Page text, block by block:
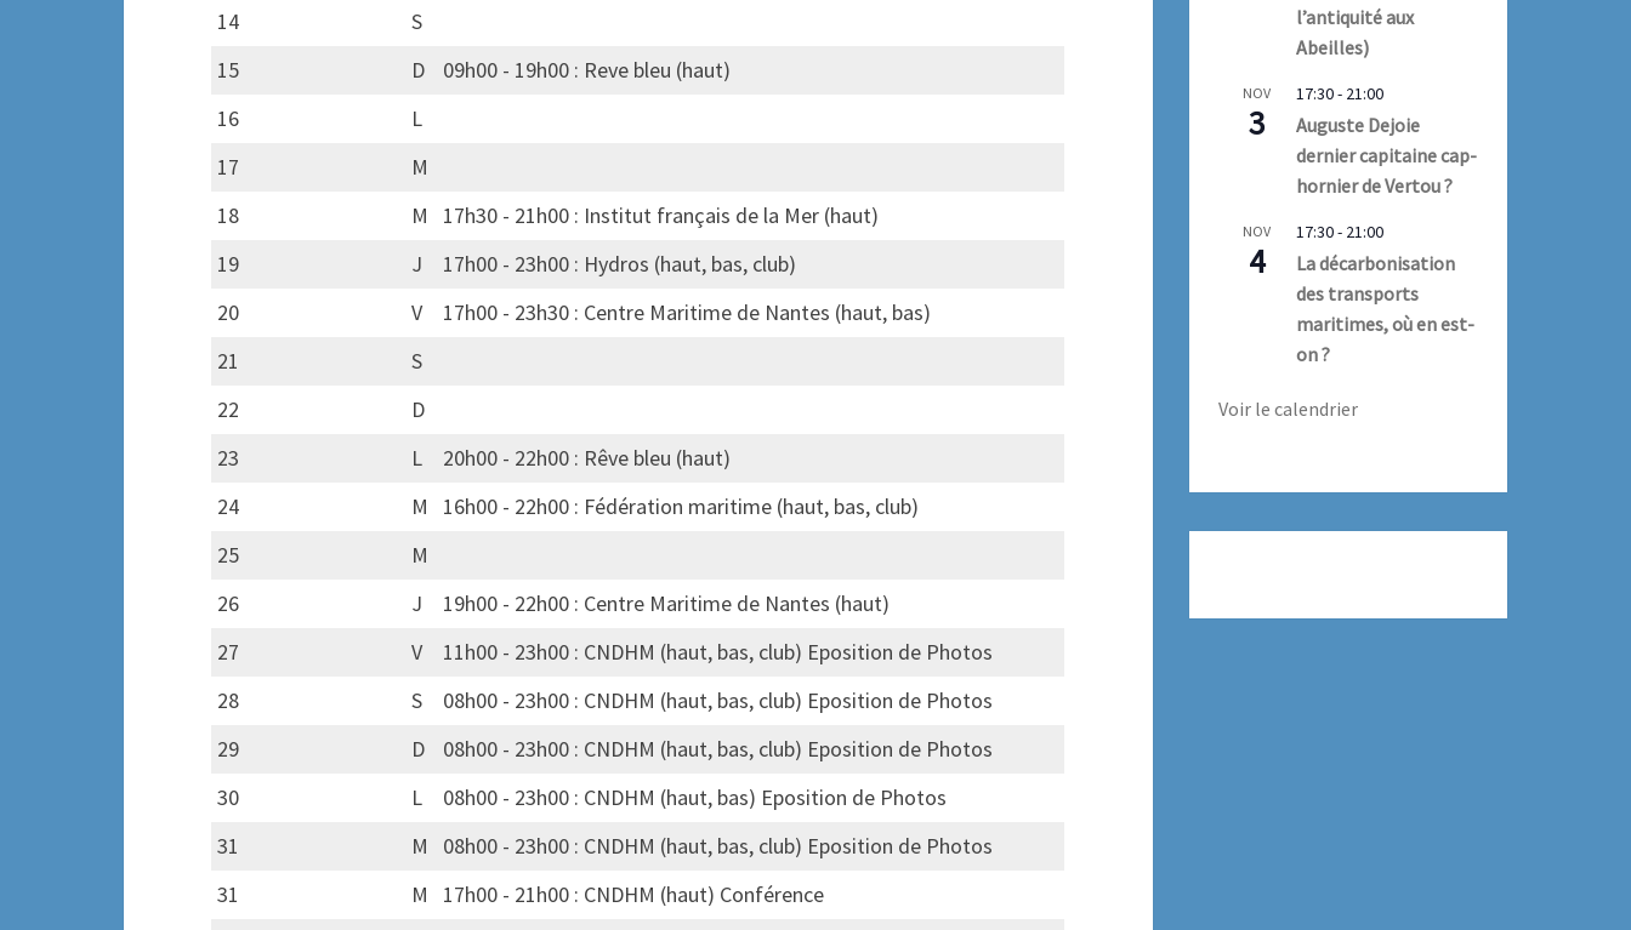
14
S
15
D
09h00 - 19h00 : Reve bleu (haut)
16
L
17
M
18
M
17h30 - 21h00 : Institut français de la Mer (haut)
19
J
17h00 - 23h00 : Hydros (haut, bas, club)
20
V
17h00 - 23h30 : Centre Maritime de Nantes (haut, bas)
21
S
22
D
23
L
20h00 - 22h00 : Rêve bleu (haut)
24
M
16h00 - 22h00 : Fédération maritime (haut, bas, club)
25
M
26
J
19h00 - 22h00 : Centre Maritime de Nantes (haut)
27
V
11h00 - 23h00 : CNDHM (haut, bas, club) Eposition de Photos
28
S
08h00 - 23h00 : CNDHM (haut, bas, club) Eposition de Photos
29
D
08h00 - 23h00 : CNDHM (haut, bas, club) Eposition de Photos
30
L
08h00 - 23h00 : CNDHM (haut, bas) Eposition de Photos
31
M
08h00 - 23h00 : CNDHM (haut, bas, club) Eposition de Photos
31
M
17h00 - 21h00 : CNDHM (haut) Conférence
l’antiquité aux
Abeilles)
NOV
3
17:30- 21:00
Auguste Dejoie
dernier capitaine cap-
hornier de Vertou ?
NOV
4
17:30- 21:00
La décarbonisation
des transports
maritimes, où en est-
on ?
Voir le calendrier